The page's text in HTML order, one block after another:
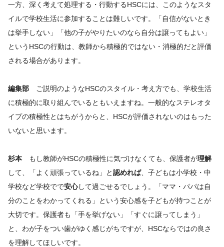
一方、深く考えて処理する・行動するHSCには、このようなスタ
イルで学校生活に参加することは難しいです。「自信がないとき
は挙手しない」「他の子がやりたいのなら自分は譲ってもよい」
というHSCの行動は、教師から積極的ではない・消極的だと評価
される場合があります。
編集部
ご説明のようなHSCのスタイル・考え方でも、学校生活
に積極的に取り組んでいるともいえますね。一般的なステレオタ
イプの積極性とはちがうからと、HSCが評価されないのはもった
いないと思います。
杉本 もし教師がHSCの積極性に気づけなくても、保護者が理解
して、「よく頑張っているね」と認めれば、子どもは小学校・中
学校など学校でで安心して過ごせるでしょう。「ママ・パパは自
分のことをわかってくれる」という安心感を子どもが持つことが
大切です。保護者も「手を挙げない」「すぐに譲ってしまう」
と、わが子をつい歯がゆく感じがちですが、HSCならではの良さ
を理解してほしいです。